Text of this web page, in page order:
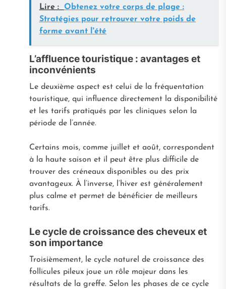
Lire :
Obtenez votre corps de plage :
Stratégies pour retrouver votre poids de
forme avant l'été
L’affluence touristique : avantages et
inconvénients
Le deuxième aspect est celui de la fréquentation
touristique, qui influence directement la disponibilité
et les tarifs pratiqués par les cliniques selon la
période de l’année.
Certains mois, comme juillet et août, correspondent
à la haute saison et il peut être plus difficile de
trouver des créneaux disponibles ou des prix
avantageux. À l’inverse, l’hiver est généralement
plus calme et permet de bénéficier de meilleurs
tarifs.
Le cycle de croissance des cheveux et
son importance
Troisièmement, le cycle naturel de croissance des
follicules pileux joue un rôle majeur dans les
résultats de la greffe. Selon les phases de ce cycle